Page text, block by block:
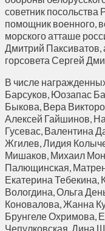
советник
помощник военного,
морского атташе
Дмитрий Паксиватов,
горсовета Сергей
В числе
Барсуков, Юозапас
Быкова, Вера
Алексей Гайшинов,
Гусевас, Валентина
Жгилев, Лидия
Мишаков, Михаил
Палющинская,
Екатерина Тебекина,
Вологдина, Ольга
Коновалова, Жанна
Брунгеле Охримова,
Чепулковская, Дина